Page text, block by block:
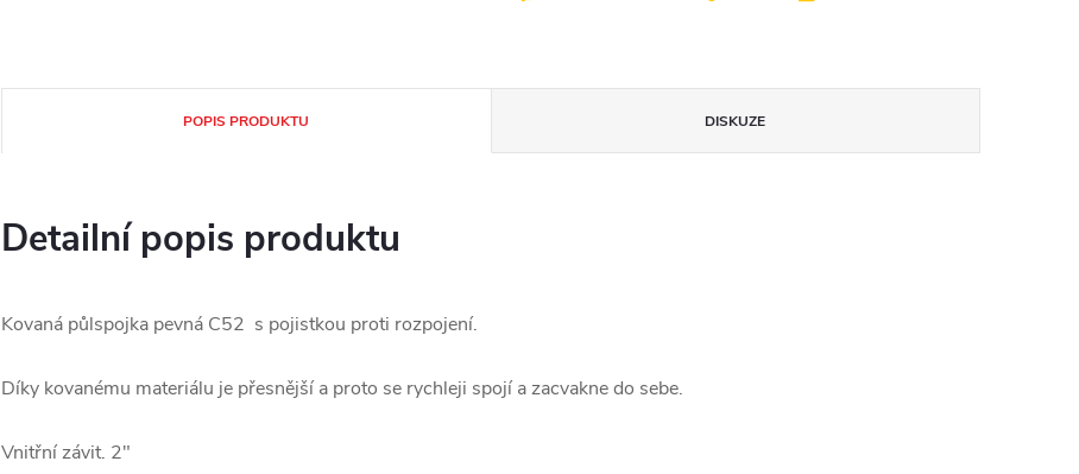
POPIS PRODUKTU DISKUZE
Detailní popis produktu
Kovaná půlspojka pevná C52 s pojistkou proti rozpojení.
Díky kovanému materiálu je přesnější a proto se rychleji spojí a zacvakne do sebe.
Vnitřní závit. 2"